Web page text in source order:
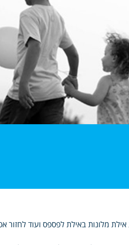
מלונות באילת לפספס ועוד לחזור